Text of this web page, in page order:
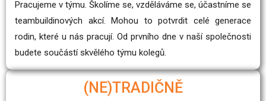
Pracujeme v týmu. Školíme se, vzděláváme se, účastníme se
teambuildinových akcí. Mohou to potvrdit celé generace
rodin, které u nás pracují. Od prvního dne v naší společnosti
budete součástí skvělého týmu kolegů.
(NE)TRADIČNĚ